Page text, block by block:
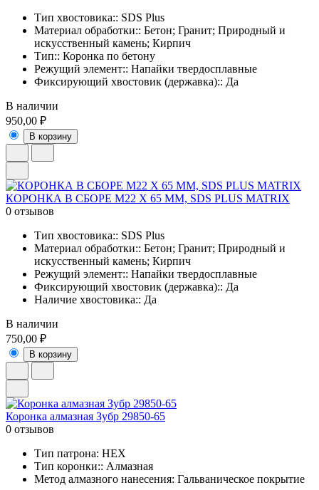
Тип хвостовика:: SDS Plus
Материал обработки:: Бетон; Гранит; Природный и
искусственный камень; Кирпич
Тип:: Коронка по бетону
Режущий элемент:: Напайки твердосплавные
Фиксирующий хвостовик (державка):: Да
В наличии
950,00 ₽
В корзину
КОРОНКА В СБОРЕ М22 Х 65 ММ, SDS PLUS MATRIX
0 отзывов
Тип хвостовика:: SDS Plus
Материал обработки:: Бетон; Гранит; Природный и
искусственный камень; Кирпич
Режущий элемент:: Напайки твердосплавные
Фиксирующий хвостовик (державка):: Да
Наличие хвостовика:: Да
В наличии
750,00 ₽
В корзину
Коронка алмазная Зубр 29850-65
0 отзывов
Тип патрона: НЕХ
Тип коронки:: Алмазная
Метод алмазного нанесения: Гальваническое покрытие